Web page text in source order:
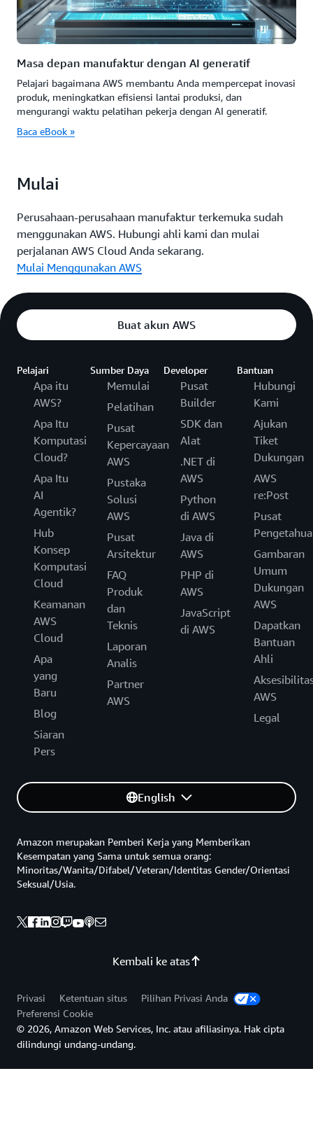
Masa depan manufaktur dengan AI generatif
Pelajari bagaimana AWS membantu Anda mempercepat inovasi
produk, meningkatkan efisiensi lantai produksi, dan
mengurangi waktu pelatihan pekerja dengan AI generatif.
Baca eBook »
Mulai
Perusahaan-perusahaan manufaktur terkemuka sudah
menggunakan AWS. Hubungi ahli kami dan mulai
perjalanan AWS Cloud Anda sekarang.
Mulai Menggunakan AWS
Buat akun AWS
Pelajari
Apa itu
AWS?
Apa Itu
Komputasi
Cloud?
Apa Itu
AI
Agentik?
Hub
Konsep
Komputasi
Cloud
Keamanan
AWS
Cloud
Apa
yang
Baru
Blog
Siaran
Pers
Sumber Daya
Memulai
Pelatihan
Pusat
Kepercayaan
AWS
Pustaka
Solusi
AWS
Pusat
Arsitektur
FAQ
Produk
dan
Teknis
Laporan
Analis
Partner
AWS
Developer
Pusat
Builder
SDK dan
Alat
.NET di
AWS
Python
di AWS
Java di
AWS
PHP di
AWS
JavaScript
di AWS
Bantuan
Hubungi
Kami
Ajukan
Tiket
Dukungan
AWS
re:Post
Pusat
Gambaran
Umum
Dukungan
AWS
Dapatkan
Bantuan
Ahli
AWS
Legal
English
Kembali ke atas
Amazon merupakan Pemberi Kerja yang Memberikan
Kesempatan yang Sama untuk semua orang:
Minoritas/Wanita/Difabel/Veteran/Identitas Gender/Orientasi
Seksual/Usia.
Privasi Ketentuan situs
Pilihan Privasi Anda
Preferensi Cookie
© 2026, Amazon Web Services, Inc. atau afiliasinya. Hak cipta
dilindungi undang-undang.